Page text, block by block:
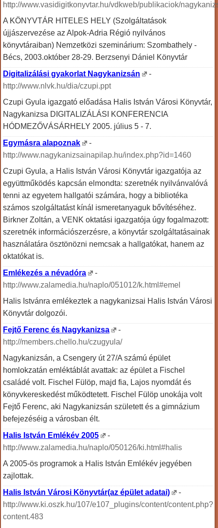
http://www.vasidigitkonyvtar.hu/vdkweb/publikaciok/
A KÖNYVTÁR HITELES HELY (Szolgáltatások
újjászervezése az Alpok-Adria Régió nyilvános
könyvtáraiban) Nemzetközi szeminárium: Szombathely -
Bécs, 2003.október 28-29. Berzsenyi Dániel Könyvtár
Digitalizálási gyakorlat Nagykanizsán
-
http://www.nlvk.hu/dia/czupi.ppt
Czupi Gyula igazgató előadása Halis István Városi Könyvtár,
Nagykanizsa DIGITALIZÁLÁSI KONFERENCIA
HÓDMEZŐVÁSÁRHELY 2005. július 5 - 7.
Egymásra alapoznak
-
http://www.nagykanizsainapilap.hu/index.php?id=1460
Czupi Gyula, a Halis István Városi Könyvtár igazgatója az
együttműködés kapcsán elmondta: szeretnék nyilvánvalóvá
tenni az egyetem hallgatói számára, hogy a bibliotéka
számos szolgáltatást kínál ismeretanyaguk bővítéséhez.
Birkner Zoltán, a VENK oktatási igazgatója úgy fogalmazott:
szeretnék információszerzésre, a könyvtár szolgáltatásainak
használatára ösztönözni nemcsak a hallgatókat, hanem az
oktatókat is.
Emlékezés a névadóra
-
http://www.zalamedia.hu/naplo/051012/k.html#emel
Halis Istvánra emlékeztek a nagykanizsai Halis István Városi
Könyvtár dolgozói.
Fejtő Ferenc és Nagykanizsa
-
http://members.chello.hu/czugyula/
Nagykanizsán, a Csengery út 27/A számú épület
homlokzatán emléktáblát avattak: az épület a Fischel
családé volt. Fischel Fülöp, majd fia, Lajos nyomdát és
könyvkereskedést működtetett. Fischel Fülöp unokája volt
Fejtő Ferenc, aki Nagykanizsán született és a gimnázium
befejezéséig a városban élt.
Halis István Emlékév 2005
-
http://www.zalamedia.hu/naplo/050126/ki.html#halis
A 2005-ös programok a Halis István Emlékév jegyében
zajlottak.
Halis István Városi Könyvtár(az épület adatai)
-
http://www.ki.oszk.hu/107/e107_plugins/content/content.php?
content.483